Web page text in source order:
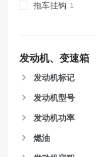
拖车挂钩
发动机、变速箱
发动机标记
发动机型号
发动机功率
燃油